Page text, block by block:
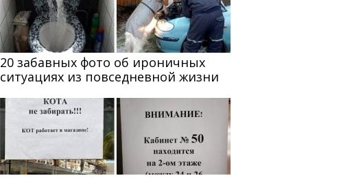
20 забавных фото об ироничных
ситуациях из повседневной жизни